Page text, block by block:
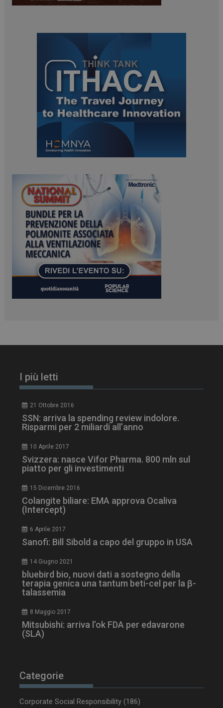
I più letti
21 Ottobre 2016
SSN: arriva la spending review indolore.
Risparmi per 2 miliardi all’anno
10 Aprile 2017
Svizzera: nasce Vifor Pharma. 800 mln sul
piatto per gli investimenti
15 Dicembre 2016
Colangite biliare: EMA approva Ocaliva
(Intercept)
6 Aprile 2017
Sanofi: Bill Sibold a capo del gruppo in USA
14 Giugno 2021
bluebird bio, nuovi dati a sostegno della
terapia genica una tantum beti-cel per la β-
talassemia
8 Maggio 2017
Mitsubishi: arriva l’ok FDA per edavarone
(SLA)
Categorie
Corporate Social Responsibility (186)